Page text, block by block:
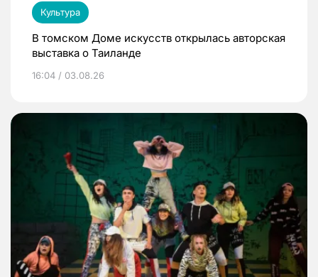
Культура
В томском Доме искусств открылась авторская
выставка о Таиланде
16:04 / 03.08.26